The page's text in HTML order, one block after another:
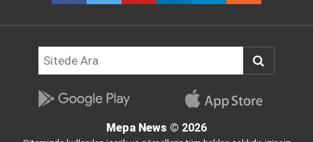
Mepa News © 2026